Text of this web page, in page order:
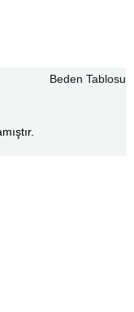
Beden Tablosu